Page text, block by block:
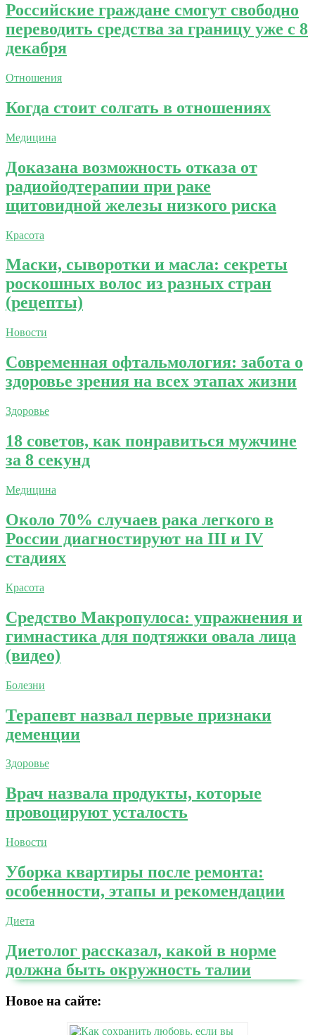
Российские граждане смогут свободно
переводить средства за границу уже с 8
декабря
Отношения
Когда стоит солгать в отношениях
Медицина
Доказана возможность отказа от
радиойодтерапии при раке
щитовидной железы низкого риска
Красота
Маски, сыворотки и масла: секреты
роскошных волос из разных стран
(рецепты)
Новости
Современная офтальмология: забота о
здоровье зрения на всех этапах жизни
Здоровье
18 советов, как понравиться мужчине
за 8 секунд
Медицина
Около 70% случаев рака легкого в
России диагностируют на III и IV
стадиях
Красота
Средство Макропулоса: упражнения и
гимнастика для подтяжки овала лица
(видео)
Болезни
Терапевт назвал первые признаки
деменции
Здоровье
Врач назвала продукты, которые
провоцируют усталость
Новости
Уборка квартиры после ремонта:
особенности, этапы и рекомендации
Диета
Диетолог рассказал, какой в норме
должна быть окружность талии
Новое на сайте: